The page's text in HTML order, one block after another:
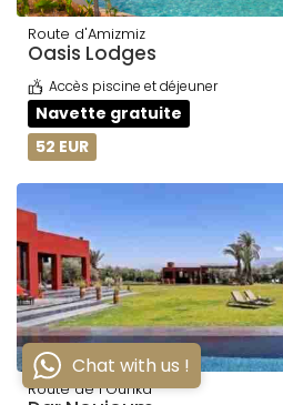
Route d'Amizmiz
Oasis Lodges
Accès piscine et déjeuner
Navette gratuite
52 EUR
Route de l'Ourika
Chat with us !